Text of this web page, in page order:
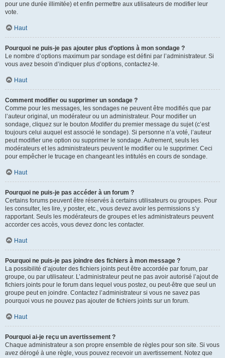
pour une durée illimitée) et enfin permettre aux utilisateurs de modifier leur
vote.
Haut
Pourquoi ne puis-je pas ajouter plus d’options à mon sondage ?
Le nombre d’options maximum par sondage est défini par l’administrateur. Si
vous avez besoin d’indiquer plus d’options, contactez-le.
Haut
Comment modifier ou supprimer un sondage ?
Comme pour les messages, les sondages ne peuvent être modifiés que par
l’auteur original, un modérateur ou un administrateur. Pour modifier un
sondage, cliquez sur le bouton Modifierdu premier message du sujet (c’est
toujours celui auquel est associé le sondage). Si personne n’a voté, l’auteur
peut modifier une option ou supprimer le sondage. Autrement, seuls les
modérateurs et les administrateurs peuvent le modifier ou le supprimer. Ceci
pour empêcher le trucage en changeant les intitulés en cours de sondage.
Haut
Pourquoi ne puis-je pas accéder à un forum ?
Certains forums peuvent être réservés à certains utilisateurs ou groupes. Pour
les consulter, les lire, y poster, etc., vous devez avoir les permissions s’y
rapportant. Seuls les modérateurs de groupes et les administrateurs peuvent
accorder ces accès, vous devez donc les contacter.
Haut
Pourquoi ne puis-je pas joindre des fichiers à mon message ?
La possibilité d’ajouter des fichiers joints peut être accordée par forum, par
groupe, ou par utilisateur. L’administrateur peut ne pas avoir autorisé l’ajout de
fichiers joints pour le forum dans lequel vous postez, ou peut-être que seul un
groupe peut en joindre. Contactez l’administrateur si vous ne savez pas
pourquoi vous ne pouvez pas ajouter de fichiers joints sur un forum.
Haut
Pourquoi ai-je reçu un avertissement ?
Chaque administrateur a son propre ensemble de règles pour son site. Si vous
avez dérogé à une règle, vous pouvez recevoir un avertissement. Notez que